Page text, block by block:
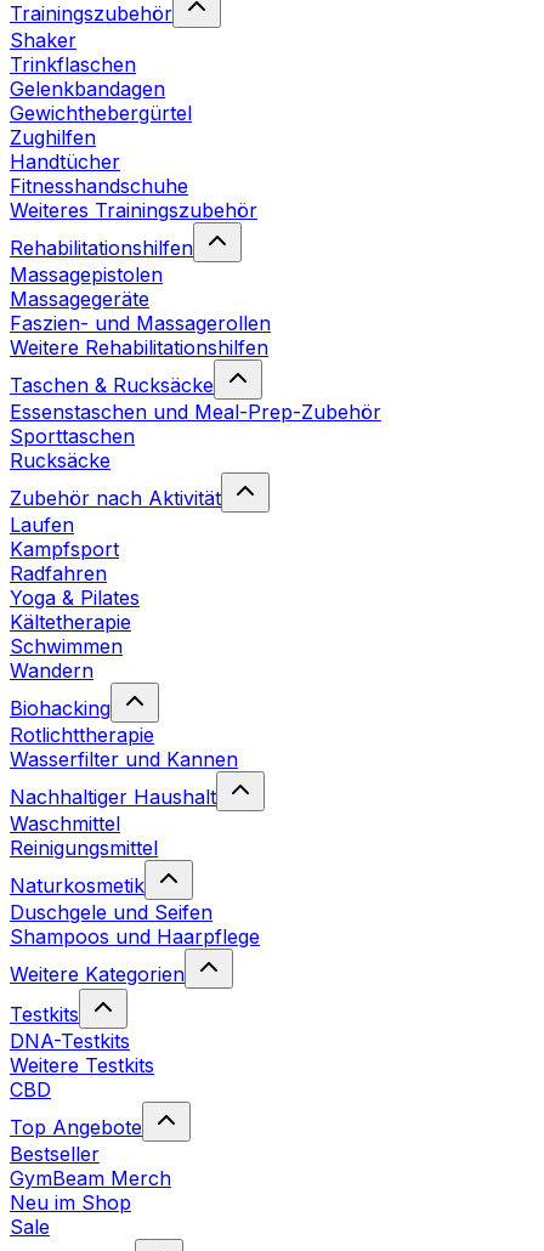
Trainingszubehör
Shaker
Trinkflaschen
Gelenkbandagen
Gewichthebergürtel
Zughilfen
Handtücher
Fitnesshandschuhe
Weiteres Trainingszubehör
Rehabilitationshilfen
Massagepistolen
Massagegeräte
Faszien- und Massagerollen
Weitere Rehabilitationshilfen
Taschen & Rucksäcke
Essenstaschen und Meal-Prep-Zubehör
Sporttaschen
Rucksäcke
Zubehör nach Aktivität
Laufen
Kampfsport
Radfahren
Yoga & Pilates
Kältetherapie
Schwimmen
Wandern
Biohacking
Rotlichttherapie
Wasserfilter und Kannen
Nachhaltiger Haushalt
Waschmittel
Reinigungsmittel
Naturkosmetik
Duschgele und Seifen
Shampoos und Haarpflege
Weitere Kategorien
Testkits
DNA-Testkits
Weitere Testkits
CBD
Top Angebote
Bestseller
GymBeam Merch
Neu im Shop
Sale